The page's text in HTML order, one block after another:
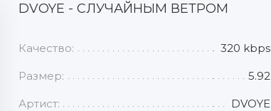
DVOYE - СЛУЧАЙНЫМ ВЕТРОМ
Качество: 320 kbps
Размер: 5.92
Артист: DVOYE